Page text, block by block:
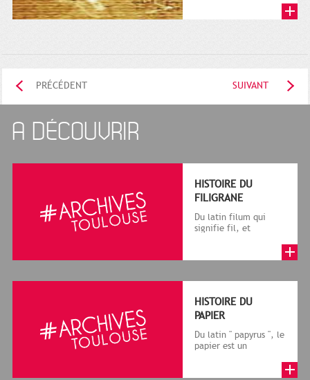
PRÉCÉDENT SUIVANT
A DÉCOUVRIR
HISTOIRE DU
FILIGRANE
Du latin filum qui
signifie fil, et
le cadre de la f...
HISTOIRE DU
PAPIER
Du latin " papyrus ", le
papier est un